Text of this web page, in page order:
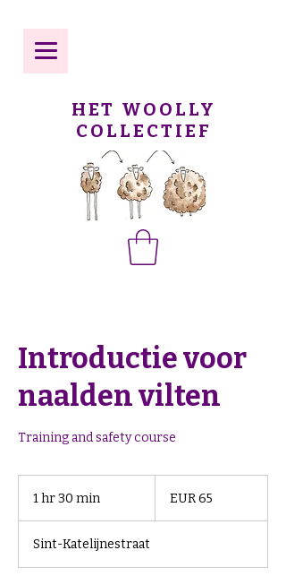
HET WOOLLY
COLLECTIEF
Introductie voor
naalden vilten
Training and safety course
1 hr 30 min
0
m
EUR 65
Sint-Katelijnestraat